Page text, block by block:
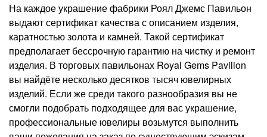
На каждое украшение фабрики Роял Джемс Павильон
выдают сертификат качества с описанием изделия,
каратностью золота и камней. Такой сертификат
предполагает бессрочную гарантию на чистку и ремонт
изделия. В торговых павильонах Royal Gems Pavilion
вы найдёте несколько десятков тысяч ювелирных
изделий. Если же среди такого разнообразия вы не
смогли подобрать подходящее для вас украшение,
профессиональные ювелиры возьмутся выполнить